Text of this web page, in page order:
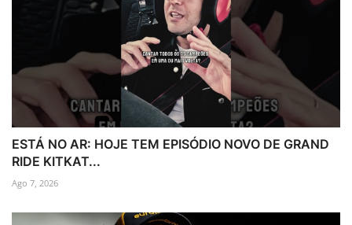
ESTÁ NO AR: HOJE TEM EPISÓDIO NOVO DE GRAND
RIDE KITKAT...
Ago 7, 2026